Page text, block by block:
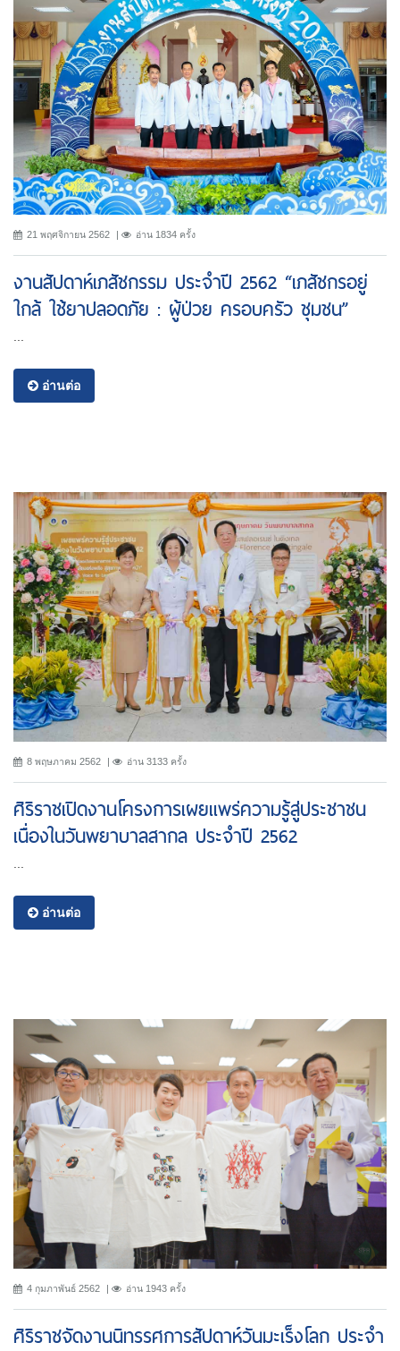
21 พฤศจิกายน 2562 อ่าน 1834 ครั้ง
งานสัปดาห์เภสัชกรรม ประจำปี 2562 “เภสัชกรอยู่
ใกล้ ใช้ยาปลอดภัย : ผู้ป่วย ครอบครัว ชุมชน”
...
อ่านต่อ
8 พฤษภาคม 2562 อ่าน 3133 ครั้ง
ศิริราชเปิดงานโครงการเผยแพร่ความรู้สู่ประชาชน
เนื่องในวันพยาบาลสากล ประจำปี 2562
อ่านต่อ
4 กุมภาพันธ์ 2562 อ่าน 1943 ครั้ง
ศิริราชจัดงานนิทรรศการสัปดาห์วันมะเร็งโลก ประจำ